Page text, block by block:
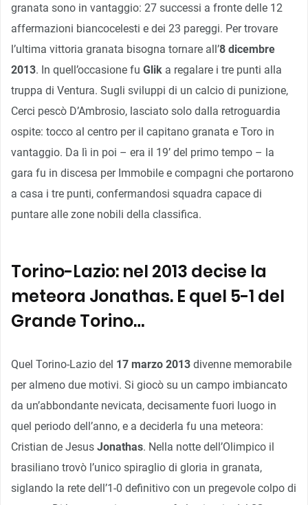
granata sono in vantaggio: 27 successi a fronte delle 12
affermazioni biancocelesti e dei 23 pareggi. Per trovare
l’ultima vittoria granata bisogna tornare all’8 dicembre
2013. In quell’occasione fu Glik a regalare i tre punti alla
truppa di Ventura. Sugli sviluppi di un calcio di punizione,
Cerci pescò D’Ambrosio, lasciato solo dalla retroguardia
ospite: tocco al centro per il capitano granata e Toro in
vantaggio. Da lì in poi – era il 19’ del primo tempo – la
gara fu in discesa per Immobile e compagni che portarono
a casa i tre punti, confermandosi squadra capace di
puntare alle zone nobili della classifica.
Torino-Lazio: nel 2013 decise la
meteora Jonathas. E quel 5-1 del
Grande Torino…
Quel Torino-Lazio del 17 marzo 2013 divenne memorabile
per almeno due motivi. Si giocò su un campo imbiancato
da un’abbondante nevicata, decisamente fuori luogo in
quel periodo dell’anno, e a deciderla fu una meteora:
Cristian de Jesus Jonathas. Nella notte dell’Olimpico il
brasiliano trovò l’unico spiraglio di gloria in granata,
siglando la rete dell’1-0 definitivo con un pregevole colpo di